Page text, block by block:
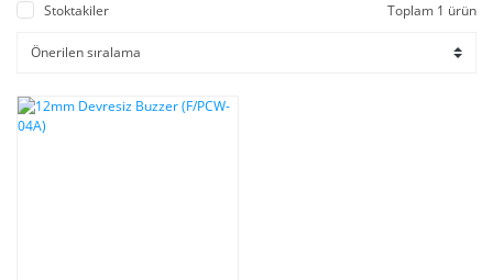
Stoktakiler Toplam 1 ürün